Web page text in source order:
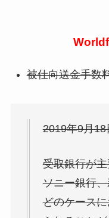
被仕向送金手数
2019年9月18
受取銀行が
ソニー銀行
どのケース